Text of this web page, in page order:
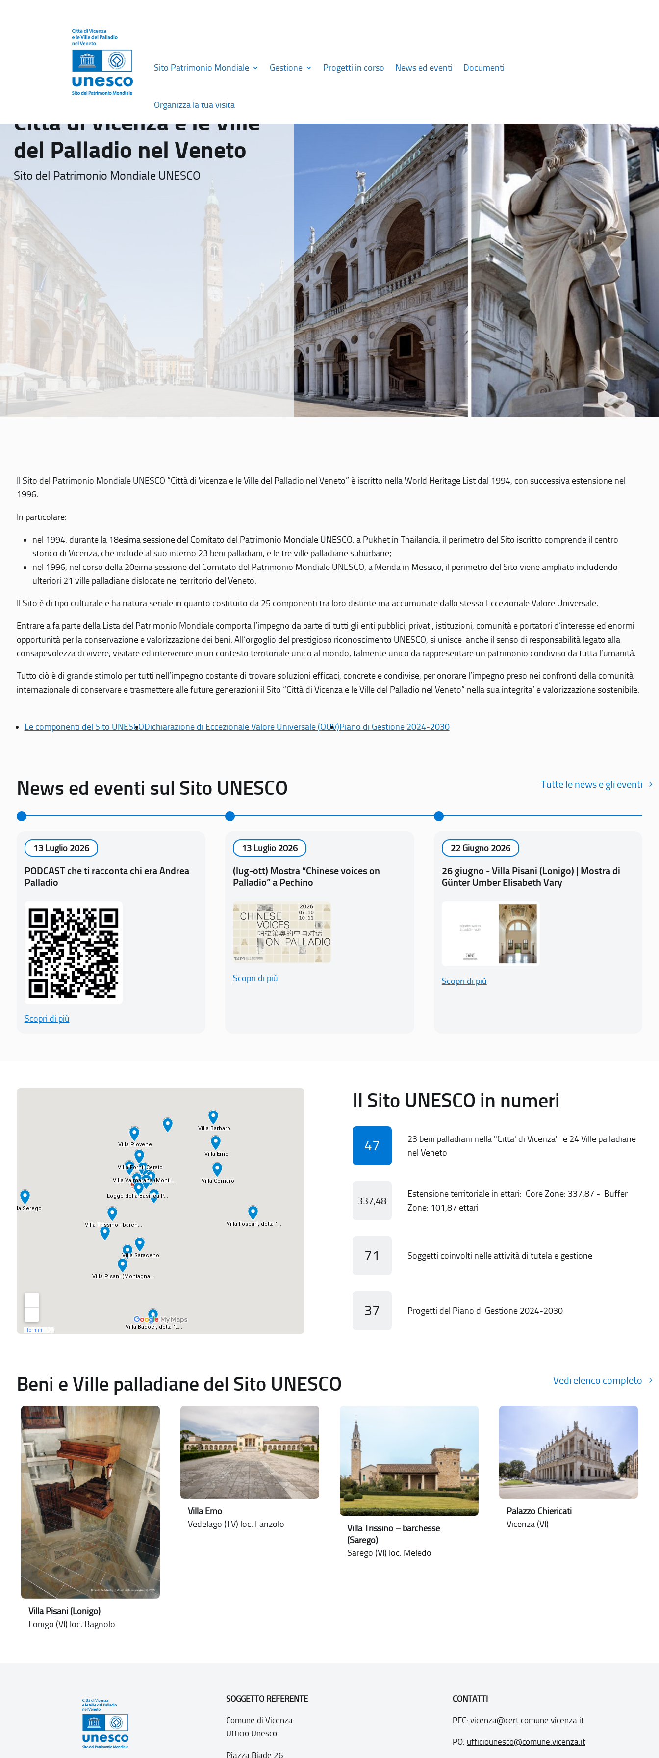
Sito Patrimonio Mondiale Gestione Progetti in corso News ed eventi Documenti
Organizza la tua visita
Città di Vicenza e le Ville
del Palladio nel Veneto
Sito del Patrimonio Mondiale UNESCO
Il Sito del Patrimonio Mondiale UNESCO “Città di Vicenza e le Ville del Palladio nel Veneto” è iscritto nella World Heritage List dal 1994, con successiva estensione nel
1996.
In particolare:
nel 1994, durante la 18esima sessione del Comitato del Patrimonio Mondiale UNESCO, a Pukhet in Thailandia, il perimetro del Sito iscritto comprende il centro
storico di Vicenza, che include al suo interno 23 beni palladiani, e le tre ville palladiane suburbane;
nel 1996, nel corso della 20eima sessione del Comitato del Patrimonio Mondiale UNESCO, a Merida in Messico, il perimetro del Sito viene ampliato includendo
ulteriori 21 ville palladiane dislocate nel territorio del Veneto.
Il Sito è di tipo culturale e ha natura seriale in quanto costituito da 25 componenti tra loro distinte ma accumunate dallo stesso Eccezionale Valore Universale.
Entrare a fa parte della Lista del Patrimonio Mondiale comporta l’impegno da parte di tutti gli enti pubblici, privati, istituzioni, comunità e portatori d’interesse ed enormi
opportunità per la conservazione e valorizzazione dei beni. All’orgoglio del prestigioso riconoscimento UNESCO, si unisce anche il senso di responsabilità legato alla
consapevolezza di vivere, visitare ed intervenire in un contesto territoriale unico al mondo, talmente unico da rappresentare un patrimonio condiviso da tutta l’umanità.
Tutto ciò è di grande stimolo per tutti nell’impegno costante di trovare soluzioni efficaci, concrete e condivise, per onorare l’impegno preso nei confronti della comunità
internazionale di conservare e trasmettere alle future generazioni il Sito “Città di Vicenza e le Ville del Palladio nel Veneto” nella sua integrita’ e valorizzazione sostenibile.
Le componenti del Sito UNESCODichiarazione di Eccezionale Valore Universale (OUV)Piano di Gestione 2024-2030
News ed eventi sul Sito UNESCO Tutte le news e gli eventi
13 Luglio 2026
PODCAST che ti racconta chi era Andrea
Palladio
Scopri di più
13 Luglio 2026
(lug-ott) Mostra “Chinese voices on
Palladio” a Pechino
Scopri di più
22 Giugno 2026
26 giugno - Villa Pisani (Lonigo) | Mostra di
Günter Umber Elisabeth Vary
Scopri di più
Il Sito UNESCO in numeri
47
23 beni palladiani nella "Citta' di Vicenza" e 24 Ville palladiane
nel Veneto
337,48
Estensione territoriale in ettari: Core Zone: 337,87 - Buffer
Zone: 101,87 ettari
71 Soggetti coinvolti nelle attività di tutela e gestione
37 Progetti del Piano di Gestione 2024-2030
Beni e Ville palladiane del Sito UNESCO Vedi elenco completo
Villa Pisani (Lonigo)
Lonigo (VI) loc. Bagnolo
Villa Emo
Vedelago (TV) loc. Fanzolo
Villa Trissino – barchesse
(Sarego)
Sarego (VI) loc. Meledo
Palazzo Chiericati
Vicenza (VI)
SOGGETTO REFERENTE
Comune di Vicenza
Ufficio Unesco
Piazza Biade 26
CONTATTI
PEC: vicenza@cert.comune.vicenza.it
PO: ufficiounesco@comune.vicenza.it